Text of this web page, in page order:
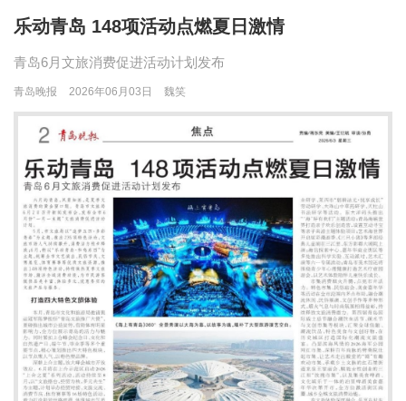
乐动青岛 148项活动点燃夏日激情
青岛6月文旅消费促进活动计划发布
青岛晚报 2026年06月03日 魏笑